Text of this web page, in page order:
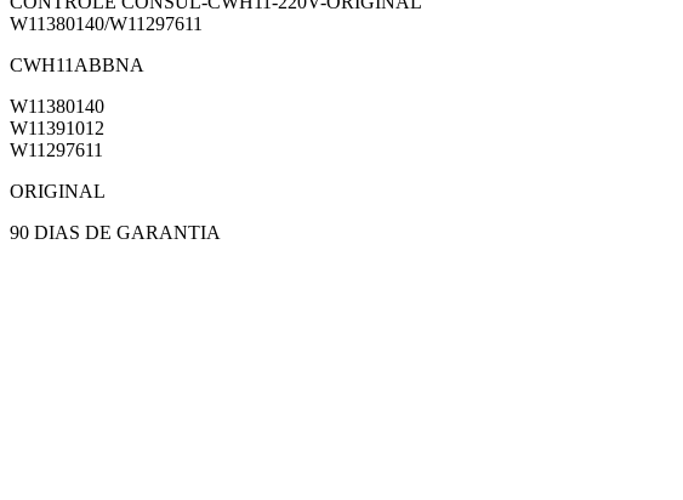
W11380140/W11297611
CWH11ABBNA
W11380140
W11391012
W11297611
ORIGINAL
90 DIAS DE GARANTIA